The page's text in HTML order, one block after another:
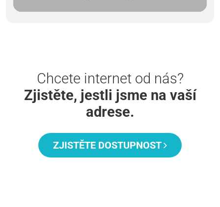
Chcete internet od nás?
Zjistěte, jestli jsme na vaší
adrese.
ZJISTĚTE DOSTUPNOST